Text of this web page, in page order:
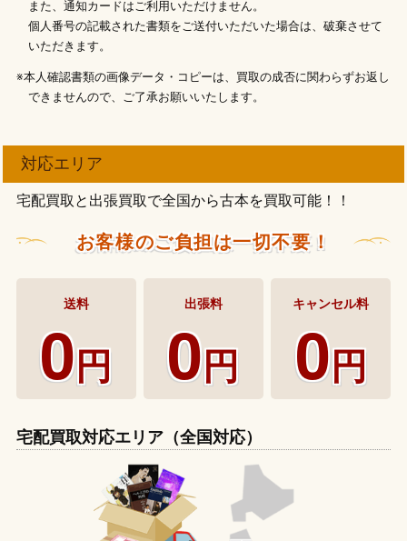
また、通知カードはご利用いただけません。
個人番号の記載された書類をご送付いただいた場合は、破棄させて
いただきます。
※本人確認書類の画像データ・コピーは、買取の成否に関わらずお返し
できませんので、ご了承お願いいたします。
対応エリア
宅配買取と出張買取で全国から古本を買取可能！！
お客様のご負担は一切不要！
送料
0円
出張料
0円
キャンセル料
0円
宅配買取対応エリア（全国対応）